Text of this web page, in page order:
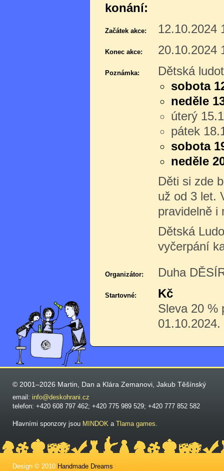
konání:
Začátek akce: 12.10.2024
Konec akce: 20.10.2024
Poznámka:
Dětská
sobota
neděle
úterý
pátek
sobota
neděle
Děti si zde
už od 3 let.
pravidelně i
Dětská
vyčerpání
Organizátor: Duha
Startovné:
Kč
Sleva 20 %
01.10.2024.
© 2001–2026 Martin, Dan a Klára Zemanovi, Jakub Těšínský
email: info@deskohrani.cz
telefon: +420 608 797 462; +420 775 989 529; +420 777 852 582
Hlavními sponzory jsou MINDOK a Tlama games.
Design © 2010 Handmade Dreams